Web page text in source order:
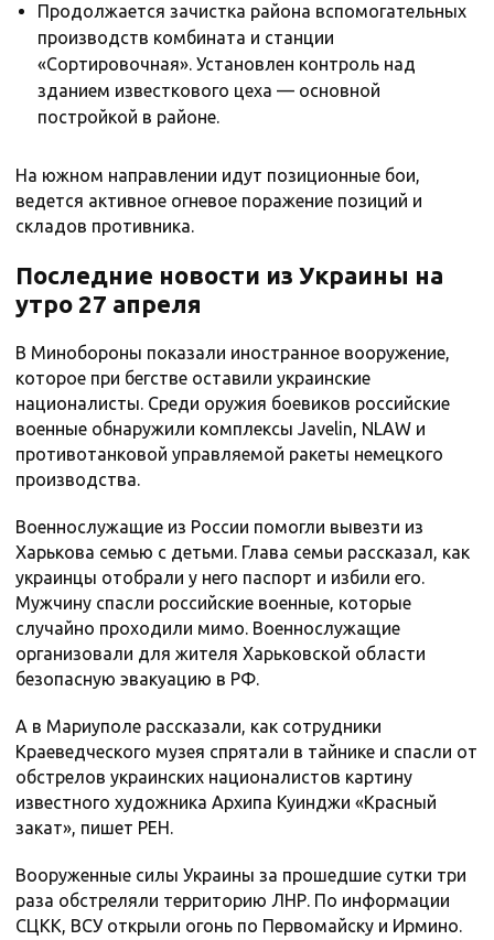
Продолжается зачистка района вспомогательных
производств комбината и станции
«Сортировочная». Установлен контроль над
зданием известкового цеха — основной
постройкой в районе.
На южном направлении идут позиционные бои,
ведется активное огневое поражение позиций и
складов противника.
Последние новости из Украины на
утро 27 апреля
В Минобороны показали иностранное вооружение,
которое при бегстве оставили украинские
националисты. Среди оружия боевиков российские
военные обнаружили комплексы Javelin, NLAW и
противотанковой управляемой ракеты немецкого
производства.
Военнослужащие из России помогли вывезти из
Харькова семью с детьми. Глава семьи рассказал, как
украинцы отобрали у него паспорт и избили его.
Мужчину спасли российские военные, которые
случайно проходили мимо. Военнослужащие
организовали для жителя Харьковской области
безопасную эвакуацию в РФ.
А в Мариуполе рассказали, как сотрудники
Краеведческого музея спрятали в тайнике и спасли от
обстрелов украинских националистов картину
известного художника Архипа Куинджи «Красный
закат», пишет РЕН.
Вооруженные силы Украины за прошедшие сутки три
раза обстреляли территорию ЛНР. По информации
СЦКК, ВСУ открыли огонь по Первомайску и Ирмино.